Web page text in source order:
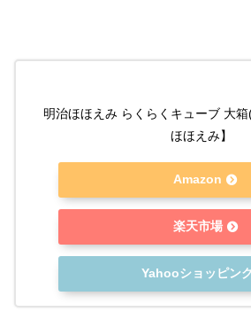
明治ほほえみ らくらくキューブ 大
ほほえみ】
Amazon
楽天市場
Yahooショッピン